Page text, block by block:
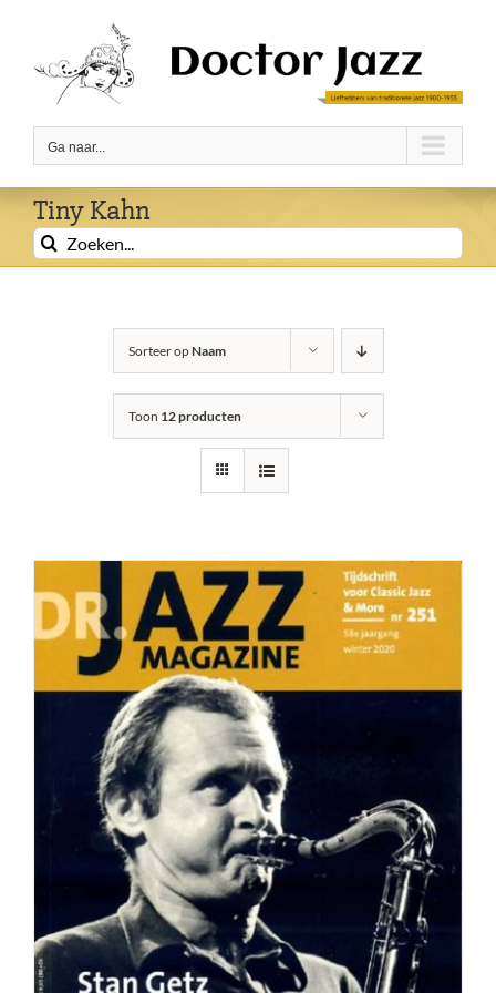
inhoud
Ga naar...
Tiny Kahn
Zoeken
naar:
Sorteer opNaam
Toon 12 producten